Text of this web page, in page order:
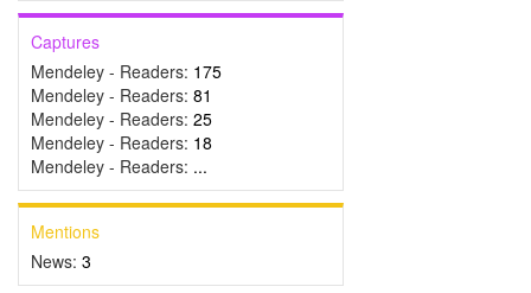
Captures
Mendeley - Readers: 175
Mendeley - Readers: 81
Mendeley - Readers: 25
Mendeley - Readers: 18
Mendeley - Readers: ...
Mentions
News: 3